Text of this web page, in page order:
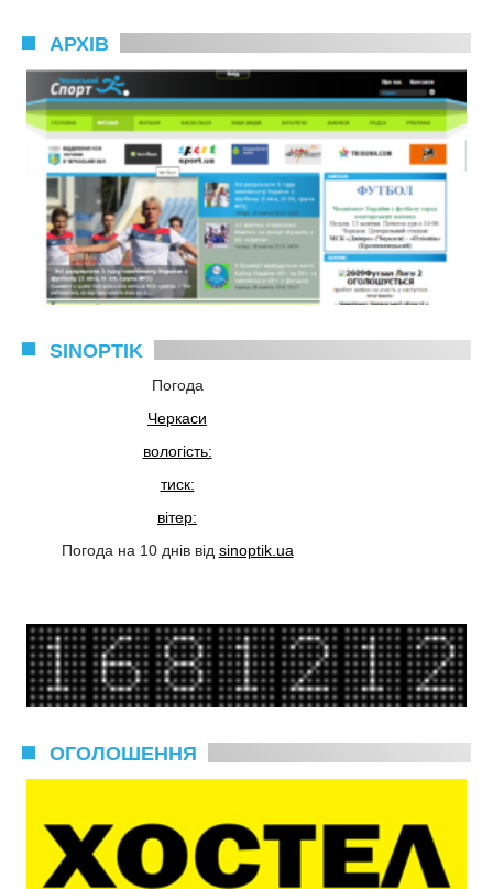
АРХІВ
SINOPTIK
Погода
Черкаси
вологість:
тиск:
вітер:
Погода на 10 днів від sinoptik.ua
ОГОЛОШЕННЯ